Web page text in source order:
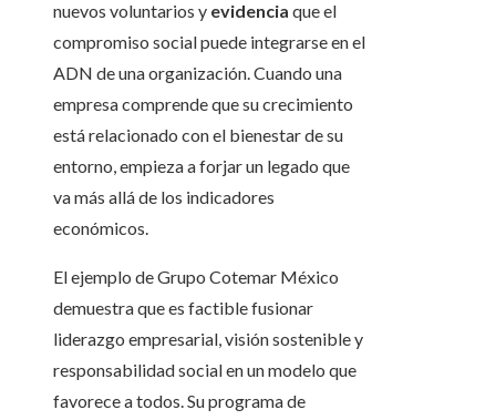
nuevos voluntarios y evidencia que el
compromiso social puede integrarse en el
ADN de una organización. Cuando una
empresa comprende que su crecimiento
está relacionado con el bienestar de su
entorno, empieza a forjar un legado que
va más allá de los indicadores
económicos.
El ejemplo de Grupo Cotemar México
demuestra que es factible fusionar
liderazgo empresarial, visión sostenible y
responsabilidad social en un modelo que
favorece a todos. Su programa de